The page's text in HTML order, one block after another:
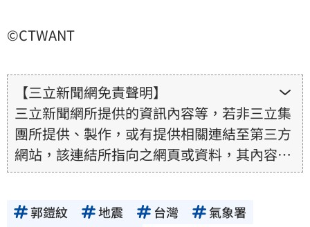
©CTWANT
【三立新聞網免責聲明】
三立新聞網所提供的資訊內容等，若非三立集
團所提供、製作，或有提供相關連結至第三方
網站，該連結所指向之網頁或資料，其內容均
為所連結網站提供，相關權利均為該網站、內
其真實性、正確性、即時性、完整性或合法
郭鎧紋 地震 台灣
氣象署